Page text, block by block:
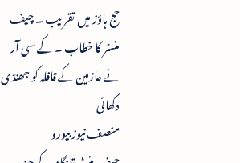
حج ہاؤز میں تقریب ۔ چیف
منسٹر کا خطاب ۔ کے سی آر
نے عازمین کے قافلہ کو جھنڈی
دکھائی
منصف نیوز بیورو